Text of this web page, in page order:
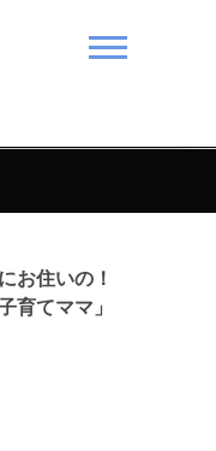
なぎします。
お住いの！
育てママ」